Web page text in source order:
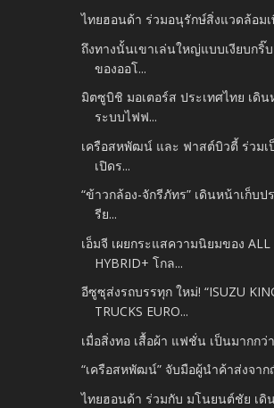
ไทยฮอนด้า ร่วมอนุรักษ์สิ่งแวดล้อม
ถึงทางนั้นเขาเล่นใหญ่แบบเงียบกริ๊
ของออโ...
มิตซูบิชิ มอเตอร์ส ประเทศไทย เดิ
ระบบไฟฟ...
เครือสหพัฒน์ และ ฟาสต์บิวตี้ ร่วม
เปิดร...
“ข้าวกล้อง-จักรีภัทร” เดินหน้าเก็บ
รีย...
เอ็มจี เผยกระแสความนิยมของ ALL
HYBRID+ โกล...
อีซูซุส่งรถบรรทุก ใหม่! “ISUZU
TRUCKS EURO...
เมื่อสิ่งทอ เสื้อผ้า แฟชั่น เป็นมากกว่
“เครือสหพัฒน์” จับมือผู้นำค้าส่งจาก
ไทยฮอนด้า ร่วมกับ มโนยนต์ชัย เดิ